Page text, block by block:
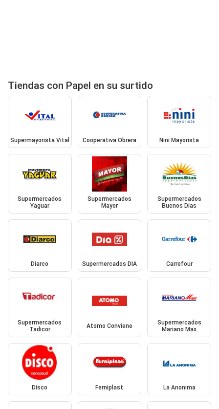
Tiendas con Papel en su surtido
Supermayorista Vital Cooperativa Obrera Nini Mayorista
Supermercados
Yaguar
Supermercados
Mayor
Supermercados
Buenos Días
Diarco Supermercados DIA Carrefour
Supermercados
Tadicor
Atomo Conviene
Supermercados
Mariano Max
Disco Ferniplast La Anonima